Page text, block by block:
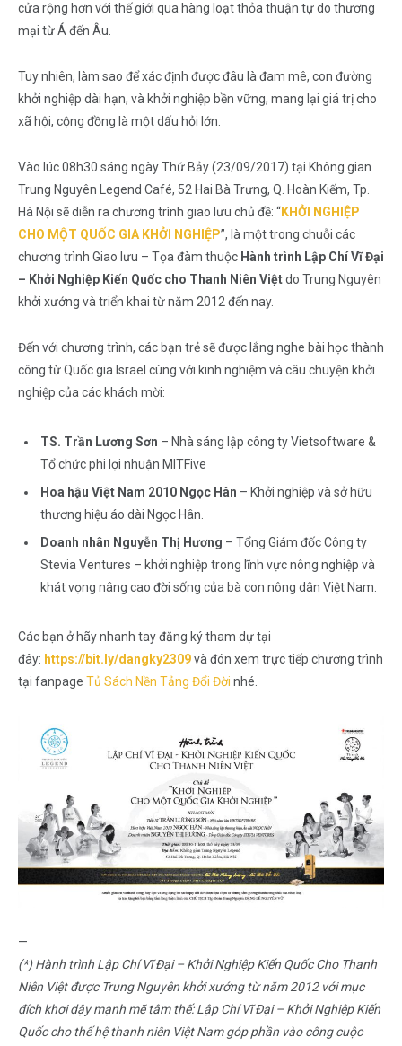
cửa rộng hơn với thế giới qua hàng loạt thỏa thuận tự do thương
mại từ Á đến Âu.
Tuy nhiên, làm sao để xác định được đâu là đam mê, con đường
khởi nghiệp dài hạn, và khởi nghiệp bền vững, mang lại giá trị cho
xã hội, cộng đồng là một dấu hỏi lớn.
Vào lúc 08h30 sáng ngày Thứ Bảy (23/09/2017) tại Không gian
Trung Nguyên Legend Café, 52 Hai Bà Trưng, Q. Hoàn Kiếm, Tp.
Hà Nội sẽ diễn ra chương trình giao lưu chủ đề: “KHỞI NGHIỆP
CHO MỘT QUỐC GIA KHỞI NGHIỆP”, là một trong chuỗi các
chương trình Giao lưu – Tọa đàm thuộc Hành trình Lập Chí Vĩ Đại
– Khởi Nghiệp Kiến Quốc cho Thanh Niên Việtdo Trung Nguyên
khởi xướng và triển khai từ năm 2012 đến nay.
Đến với chương trình, các bạn trẻ sẽ được lắng nghe bài học thành
công từ Quốc gia Israel cùng với kinh nghiệm và câu chuyện khởi
nghiệp của các khách mời:
TS. Trần Lương Sơn – Nhà sáng lập công ty Vietsoftware &
Tổ chức phi lợi nhuận MITFive
Hoa hậu Việt Nam 2010 Ngọc Hân – Khởi nghiệp và sở hữu
thương hiệu áo dài Ngọc Hân.
Doanh nhân Nguyễn Thị Hương – Tổng Giám đốc Công ty
Stevia Ventures – khởi nghiệp trong lĩnh vực nông nghiệp và
khát vọng nâng cao đời sống của bà con nông dân Việt Nam.
Các bạn ở hãy nhanh tay đăng ký tham dự tại
đây: https://bit.ly/dangky2309và đón xem trực tiếp chương trình
tại fanpage Tủ Sách Nền Tảng Đổi Đời nhé.
—
(*) Hành trình Lập Chí Vĩ Đại – Khởi Nghiệp Kiến Quốc Cho Thanh
Niên Việt được Trung Nguyên khởi xướng từ năm 2012 với mục
đích khơi dậy mạnh mẽ tâm thế: Lập Chí Vĩ Đại – Khởi Nghiệp Kiến
Quốc cho thế hệ thanh niên Việt Nam góp phần vào công cuộc